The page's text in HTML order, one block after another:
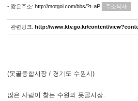
- 짧은주소: http://motgol.com/bbs/?t=aP 주소복사
- 관련링크: http://www.ktv.go.kr/content/
(못골종합시장 / 경기도 수원시)
많은 사람이 찾는 수원의 못골시장.